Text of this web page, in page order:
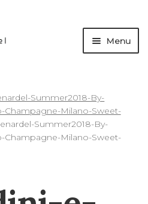
Menu
Summer2018-By-
Champagne-Milano-Sweet-
Summer2018-By-
Champagne-Milano-Sweet-